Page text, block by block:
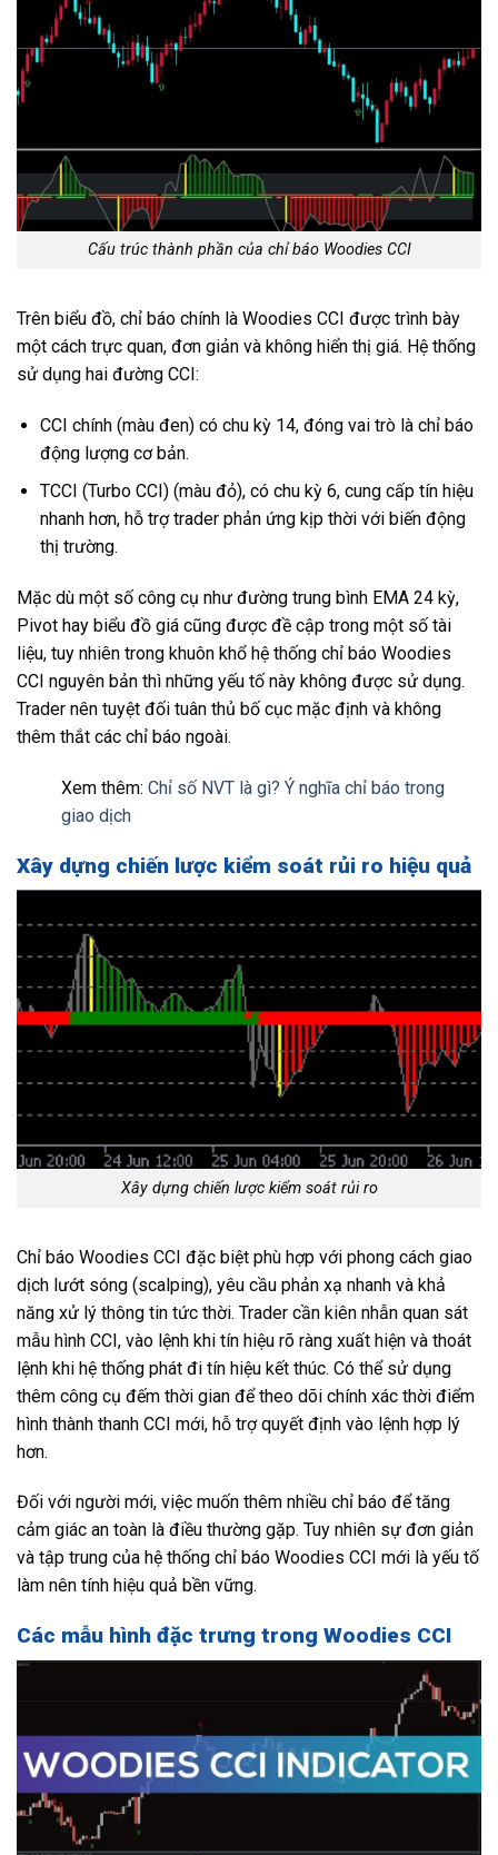
Cấu trúc thành phần của chỉ báo Woodies CCI
Trên biểu đồ, chỉ báo chính là Woodies CCI được trình bày
một cách trực quan, đơn giản và không hiển thị giá. Hệ thống
sử dụng hai đường CCI:
CCI chính (màu đen) có chu kỳ 14, đóng vai trò là chỉ báo
động lượng cơ bản.
TCCI (Turbo CCI) (màu đỏ), có chu kỳ 6, cung cấp tín hiệu
nhanh hơn, hỗ trợ trader phản ứng kịp thời với biến động
thị trường.
Mặc dù một số công cụ như đường trung bình EMA 24 kỳ,
Pivot hay biểu đồ giá cũng được đề cập trong một số tài
liệu, tuy nhiên trong khuôn khổ hệ thống chỉ báo Woodies
CCI nguyên bản thì những yếu tố này không được sử dụng.
Trader nên tuyệt đối tuân thủ bố cục mặc định và không
thêm thắt các chỉ báo ngoài.
Xem thêm: Chỉ số NVT là gì? Ý nghĩa chỉ báo trong
giao dịch
Xây dựng chiến lược kiểm soát rủi ro hiệu quả
Xây dựng chiến lược kiểm soát rủi ro
Chỉ báo Woodies CCI đặc biệt phù hợp với phong cách giao
dịch lướt sóng (scalping), yêu cầu phản xạ nhanh và khả
năng xử lý thông tin tức thời. Trader cần kiên nhẫn quan sát
mẫu hình CCI, vào lệnh khi tín hiệu rõ ràng xuất hiện và thoát
lệnh khi hệ thống phát đi tín hiệu kết thúc. Có thể sử dụng
thêm công cụ đếm thời gian để theo dõi chính xác thời điểm
hình thành thanh CCI mới, hỗ trợ quyết định vào lệnh hợp lý
hơn.
Đối với người mới, việc muốn thêm nhiều chỉ báo để tăng
cảm giác an toàn là điều thường gặp. Tuy nhiên sự đơn giản
và tập trung của hệ thống chỉ báo Woodies CCI mới là yếu tố
làm nên tính hiệu quả bền vững.
Các mẫu hình đặc trưng trong Woodies CCI